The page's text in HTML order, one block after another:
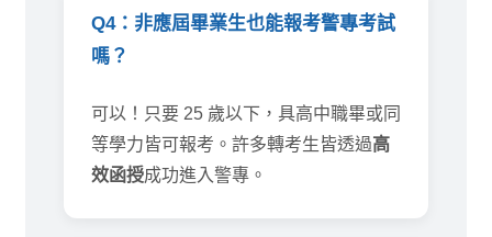
Q4：非應屆畢業生也能報考警專考試
嗎？
可以！只要 25 歲以下，具高中職畢或同
等學力皆可報考。許多轉考生皆透過高
效函授成功進入警專。